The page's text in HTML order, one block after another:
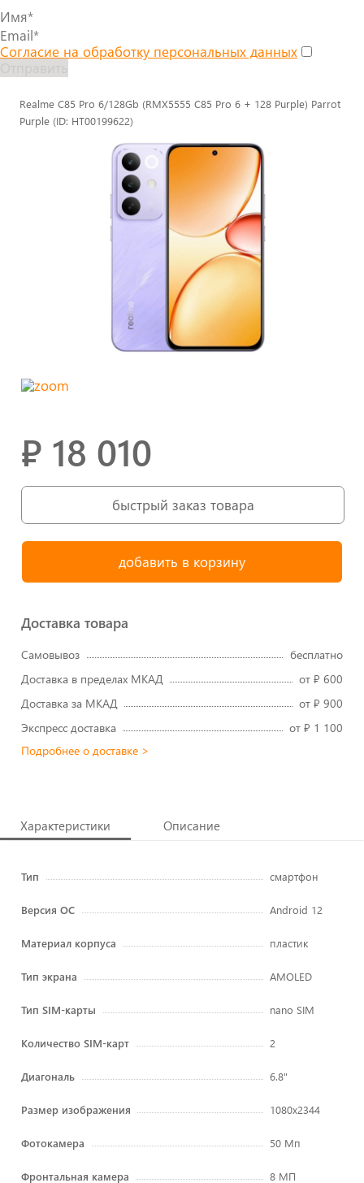
Согласие на обработку персональных данных
Realme C85 Pro 6/128Gb (RMX5555 C85 Pro 6 + 128 Purple) Parrot
Purple (ID: HT00199622)
₽ 18 010
быстрый заказ товара
Доставка товара
Самовывоз
бесплатно
Доставка в пределах МКАД
от ₽ 600
Доставка за МКАД
от ₽ 900
Экспресс доставка
от ₽ 1 100
Подробнее о доставке >
Характеристики Описание
Тип смартфон
Версия ОС Android 12
Материал корпуса пластик
Тип экрана AMOLED
Тип SIM-карты nano SIM
Количество SIM-карт 2
Диагональ 6.8"
Размер изображения 1080x2344
Фотокамера 50 Мп
Фронтальная камера 8 МП